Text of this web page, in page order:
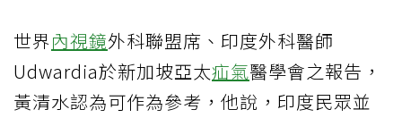
世界內視鏡外科聯盟席、印度外科醫師
Udwardia於新加坡亞太疝氣醫學會之報告，
黃清水認為可作為參考，他說，印度民眾並